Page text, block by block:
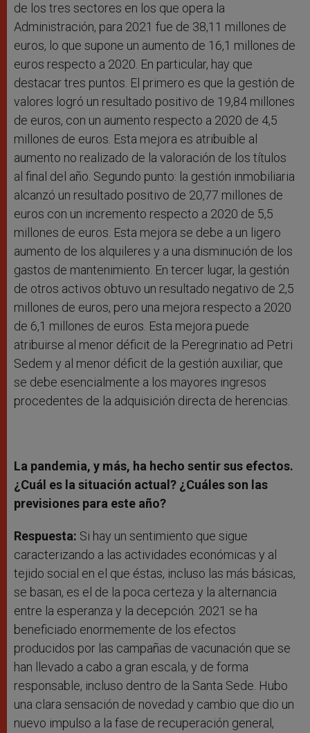
de los tres sectores en los que opera la
Administración, para 2021 fue de 38,11 millones de
euros, lo que supone un aumento de 16,1 millones de
euros respecto a 2020. En particular, hay que
destacar tres puntos. El primero es que la gestión de
valores logró un resultado positivo de 19,84 millones
de euros, con un aumento respecto a 2020 de 4,5
millones de euros. Esta mejora es atribuible al
aumento no realizado de la valoración de los títulos
al final del año. Segundo punto: la gestión inmobiliaria
alcanzó un resultado positivo de 20,77 millones de
euros con un incremento respecto a 2020 de 5,5
millones de euros. Esta mejora se debe a un ligero
aumento de los alquileres y a una disminución de los
gastos de mantenimiento. En tercer lugar, la gestión
de otros activos obtuvo un resultado negativo de 2,5
millones de euros, pero una mejora respecto a 2020
de 6,1 millones de euros. Esta mejora puede
atribuirse al menor déficit de la Peregrinatio ad Petri
Sedem y al menor déficit de la gestión auxiliar, que
se debe esencialmente a los mayores ingresos
procedentes de la adquisición directa de herencias.
La pandemia, y más, ha hecho sentir sus efectos.
¿Cuál es la situación actual? ¿Cuáles son las
previsiones para este año?
Respuesta: Si hay un sentimiento que sigue
caracterizando a las actividades económicas y al
tejido social en el que éstas, incluso las más básicas,
se basan, es el de la poca certeza y la alternancia
entre la esperanza y la decepción. 2021 se ha
beneficiado enormemente de los efectos
producidos por las campañas de vacunación que se
han llevado a cabo a gran escala, y de forma
responsable, incluso dentro de la Santa Sede. Hubo
una clara sensación de novedad y cambio que dio un
nuevo impulso a la fase de recuperación general,